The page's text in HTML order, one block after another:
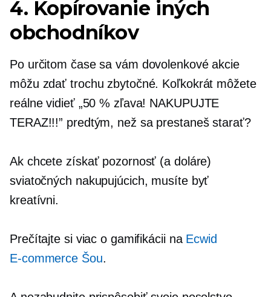
4. Kopírovanie iných
obchodníkov
Po určitom čase sa vám dovolenkové akcie
môžu zdať trochu zbytočné. Koľkokrát môžete
reálne vidieť „50 % zľava! NAKUPUJTE
TERAZ!!!” predtým, než sa prestaneš starať?
Ak chcete získať pozornosť (a doláre)
sviatočných nakupujúcich, musíte byť
kreatívni.
Prečítajte si viac o gamifikácii na Ecwid
E-commerce Šou.